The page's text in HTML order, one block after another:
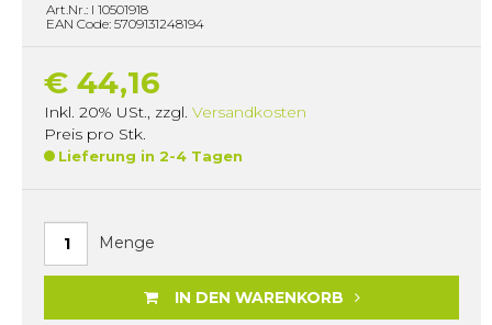
Art.Nr.: I 10501918
EAN Code: 5709131248194
€ 44,16
Inkl. 20% USt., zzgl. Versandkosten
Preis pro Stk.
Lieferung in 2-4 Tagen
Menge
IN DEN WARENKORB